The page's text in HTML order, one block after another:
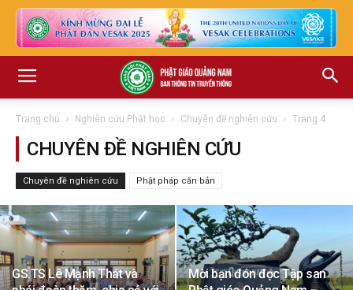
Trang chủ Nghiên cứu Phật học Chuyên đề nghiên cứu Trang 4
CHUYÊN ĐỀ NGHIÊN CỨU
Chuyên đề nghiên cứu Phật pháp căn bản
GS.TS Lê Mạnh Thát và
Mời bạn đón đọc Tập san